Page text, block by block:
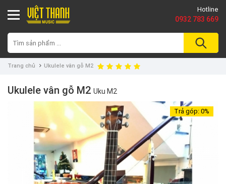
Hotline
0932 783 669
Trang chủ Ukulele vân gỗ M2
Ukulele vân gỗ M2 Uku M2
Trả góp:0%